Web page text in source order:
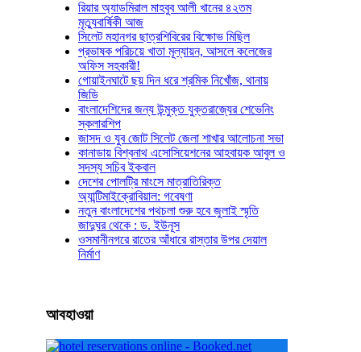
রিয়ার অ্যাডমিরাল মাহবুব আলী খানের ৪২তম
মৃত্যুবার্ষিকী আজ
সিলেট মহানগর ছাত্রশিবিরের বিক্ষোভ মিছিল
প্রভাষক পরিচয়ে খাতা মূল্যায়ন, আসলে কলেজের
অফিস সহকারী!
গোয়াইনঘাটে ছয় দিন ধরে শ্রমিক নিখোঁজ, থানায়
জিডি
বাংলাদেশিদের জন্য উন্মুক্ত যুক্তরাজ্যের শেভেনিং
স্কলারশিপ
জাসদ ও যুব জোট সিলেট জেলা শাখার আলোচনা সভা
কানাডায় বিশ্বনাথ এসোসিয়েশনের আহবায়ক আবুল ও
সদস্য সচিব ইকবাল
দেশের পোলট্রি মাংসে মাত্রাতিরিক্ত
অ্যান্টিমাইক্রোবিয়াল: গবেষণা
নতুন বাংলাদেশের পথচলা শুরু হবে জুলাই স্মৃতি
জাদুঘর থেকে : ড. ইউনূস
ওসমানীনগরে রাতের আঁধারে রাস্তার উপর দেয়াল
নির্মাণ
আবহাওয়া